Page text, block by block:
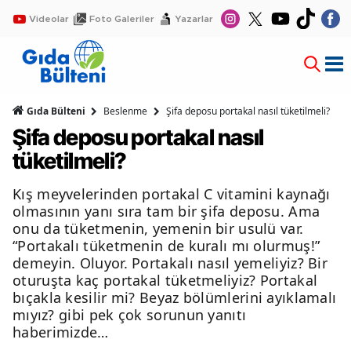
Videolar Foto Galeriler Yazarlar
Gıda Bülteni Beslenme Şifa deposu portakal nasıl tüketilmeli?
Şifa deposu portakal nasıl
tüketilmeli?
Kış meyvelerinden portakal C vitamini kaynağı
olmasının yanı sıra tam bir şifa deposu. Ama
onu da tüketmenin, yemenin bir usulü var.
“Portakalı tüketmenin de kuralı mı olurmuş!”
demeyin. Oluyor. Portakalı nasıl yemeliyiz? Bir
oturuşta kaç portakal tüketmeliyiz? Portakal
bıçakla kesilir mi? Beyaz bölümlerini ayıklamalı
mıyız? gibi pek çok sorunun yanıtı
haberimizde…